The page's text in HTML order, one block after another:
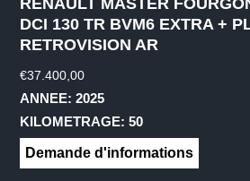
RENAULT MASTER
DCI 130 TR BVM6 EXTRA +
RETROVISION AR
€37.400,00
ANNEE: 2025
KILOMETRAGE: 50
Demande d'informations